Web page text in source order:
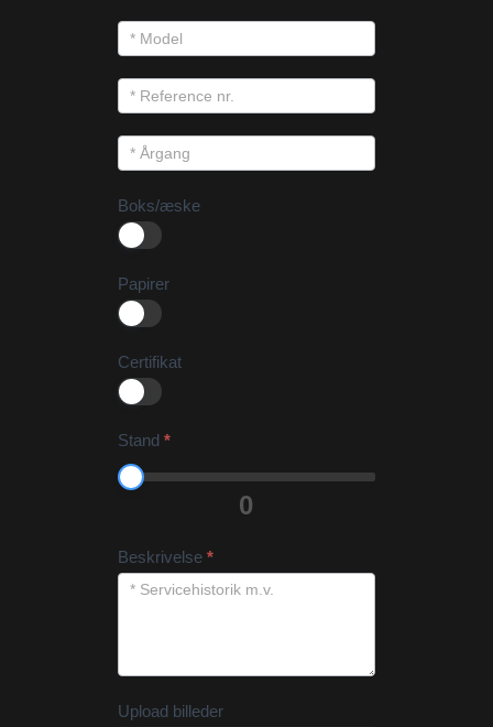
Boks/æske
Papirer
Certifikat
Stand*
0
Beskrivelse*
Upload billeder